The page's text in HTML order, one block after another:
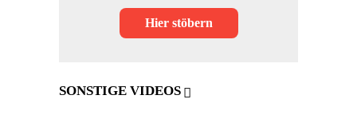
Hier stöbern
SONSTIGE VIDEOS